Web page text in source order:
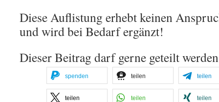
Diese Auflistung erhebt keinen
und wird bei Bedarf ergänzt!
Dieser Beitrag darf gerne geteilt
spenden teilen teilen
teilen teilen teilen